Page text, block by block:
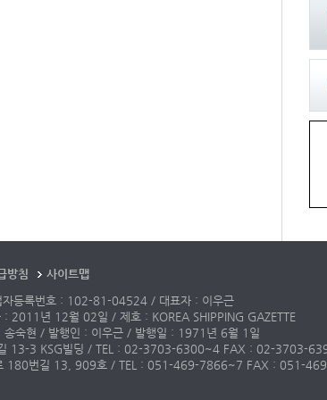
방침
사이트맵
자등록번호 : 102-81-04524 / 대표자 : 이우근
2011년 12월 02일 / 제호 : KOREA SHIPPING GAZETTE
송숙현 / 발행인 : 이우근 / 발행일 : 1971년 6월 1일
길 13-3 KSG빌딩 / TEL : 02-3703-6300~4 FAX : 02-3703-
로 180번길 13, 909호 / TEL : 051-469-7866~7 FAX : 051-